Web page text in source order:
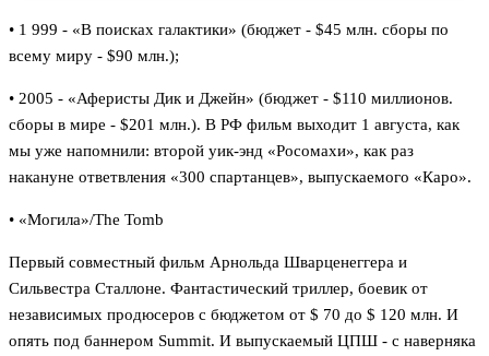
• 1 999 - «В поисках галактики» (бюджет - $45 млн. сборы по
всему миру - $90 млн.);
• 2005 - «Аферисты Дик и Джейн» (бюджет - $110 миллионов.
сборы в мире - $201 млн.). В РФ фильм выходит 1 августа, как
мы уже напомнили: второй уик-энд «Росомахи», как раз
накануне ответвления «300 спартанцев», выпускаемого «Каро».
• «Могила»/The Tomb
Первый совместный фильм Арнольда Шварценеггера и
Сильвестра Сталлоне. Фантастический триллер, боевик от
независимых продюсеров с бюджетом от $ 70 до $ 120 млн. И
опять под баннером Summit. И выпускаемый ЦПШ - с наверняка